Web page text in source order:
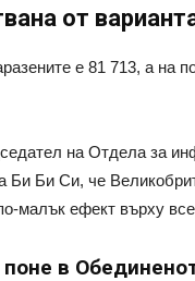
от
е 81 713, а на
на Отдела за
Би Би Си, че
малък ефект върху
поне в